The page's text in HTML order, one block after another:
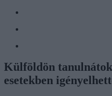
Külföldön
esetekben